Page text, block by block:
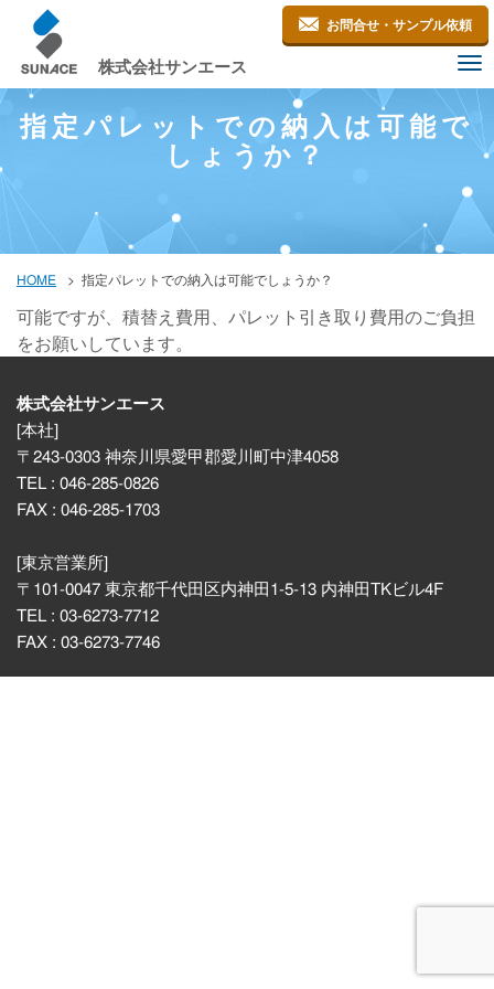
株式会社サンエース
お問合せ・サンプル依頼
指定パレットでの納入は可能で
しょうか？
HOME 指定パレットでの納入は可能でしょうか？
可能ですが、積替え費用、パレット引き取り費用のご負担
をお願いしています。
株式会社サンエース
[本社]
〒243-0303 神奈川県愛甲郡愛川町中津4058
TEL : 046-285-0826
FAX : 046-285-1703
[東京営業所]
〒101-0047 東京都千代田区内神田1-5-13 内神田TKビル4F
TEL : 03-6273-7712
FAX : 03-6273-7746